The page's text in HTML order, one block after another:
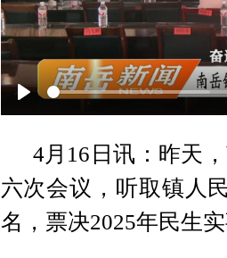
Play
4月16日讯：昨天
六次会议，听取镇人
名，票决2025年民生